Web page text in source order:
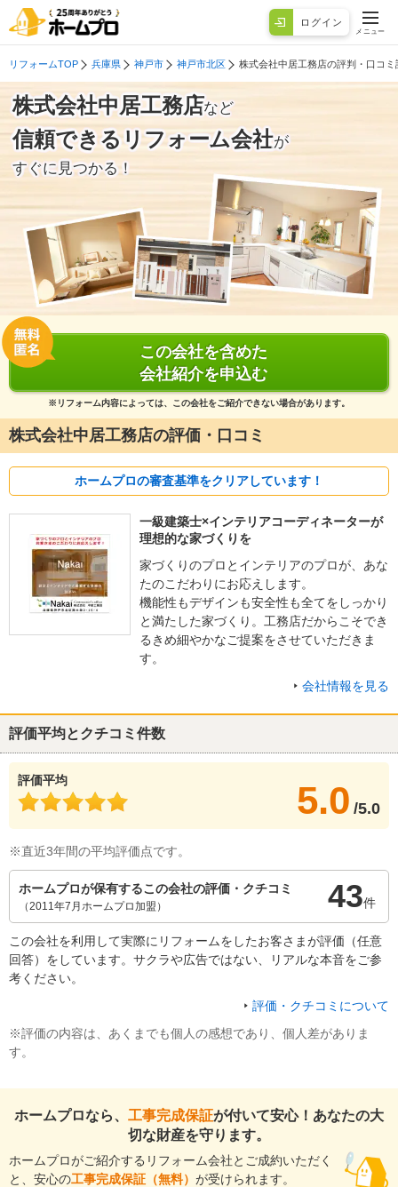
ログイン
メニュー
リフォームTOP 兵庫県 神戸市 神戸市北区 株式会社中居工務店の評判・口コミ
株式会社中居工務店など
信頼できるリフォーム会社が
すぐに見つかる！
この会社を含めた
会社紹介を申込む
※リフォーム内容によっては、この会社をご紹介できない場合があります。
株式会社中居工務店の評価・口コミ
ホームプロの審査基準をクリアしています！
一級建築士×インテリアコーディネーターが
理想的な家づくりを
家づくりのプロとインテリアのプロが、あな
たのこだわりにお応えします。
機能性もデザインも安全性も全てをしっかり
と満たした家づくり。工務店だからこそでき
るきめ細やかなご提案をさせていただきま
す。
会社情報を見る
評価平均とクチコミ件数
評価平均 5.0 /5.0
※直近3年間の平均評価点です。
ホームプロが保有するこの会社の評価・クチコミ
（2011年7月ホームプロ加盟） 43件
この会社を利用して実際にリフォームをしたお客さまが評価（任意
回答）をしています。サクラや広告ではない、リアルな本音をご参
考ください。
評価・クチコミについて
※評価の内容は、あくまでも個人の感想であり、個人差がありま
す。
ホームプロなら、 工事完成保証が付いて安心！あなたの大
切な財産を守ります。
ホームプロがご紹介するリフォーム会社とご成約いただく
と、安心の工事完成保証（無料） が受けられます。